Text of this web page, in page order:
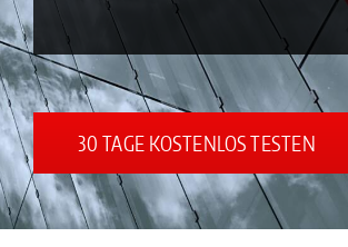
30 TAGE KOSTENLOS TESTEN